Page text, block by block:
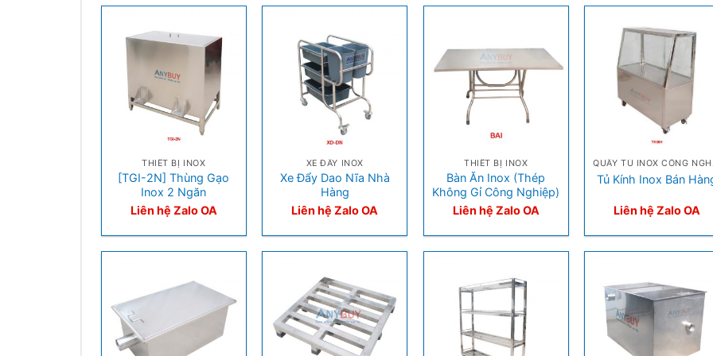
THIẾT BỊ INOX
[TGI-2N] Thùng Gạo
Inox 2 Ngăn
Liên hệ Zalo OA
XE ĐẨY INOX
Xe Đẩy Dao Nĩa Nhà
Hàng
Liên hệ Zalo OA
THIẾT BỊ INOX
Bàn Ăn Inox (Thép
Không Gỉ Công Nghiệp)
Liên hệ Zalo OA
Tủ Kính Inox Bán
Liên hệ Zalo OA